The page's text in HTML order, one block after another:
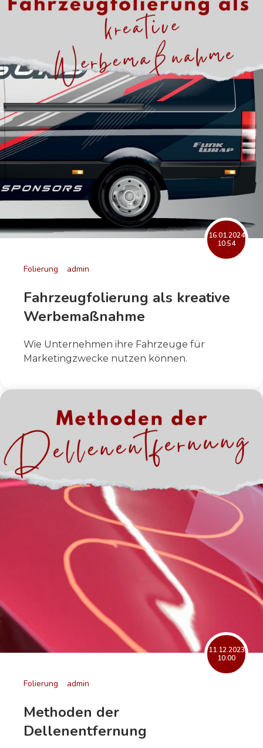
16.01.2024
10:54
Folierung admin
Fahrzeugfolierung als kreative
Werbemaßnahme
Wie Unternehmen ihre Fahrzeuge für
Marketingzwecke nutzen können.
11.12.2023
10:00
Folierung admin
Methoden der
Dellenentfernung